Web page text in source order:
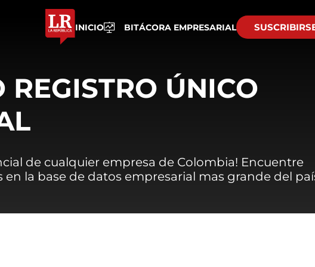
INICIO BITÁCORA EMPRESARIAL
REGISTRO ÚNICO
de cualquier empresa de Colombia! Encuentre
en la base de datos empresarial mas grande del